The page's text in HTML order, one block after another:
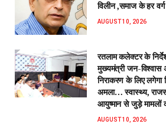
विलीन ,समाज के हर वर्ग
AUGUST 10, 2026
रतलाम कलेक्टर के
मुख्यमंत्री जन-
निराकरण के लिए लगेगा
अमला… स्वास्थ्य,
आयुष्मान से जुड़े मामलों
AUGUST 10, 2026